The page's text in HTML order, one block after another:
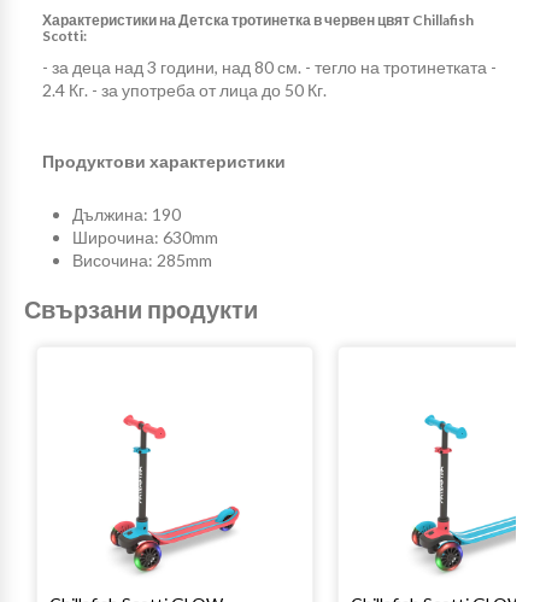
Характеристики на Детска тротинетка в червен цвят Chillafish
Scotti:
- за деца над 3 години, над 80 см. - тегло на тротинетката -
2.4 Кг. - за употреба от лица до 50 Кг.
Продуктови характеристики
Дължина: 190
Широчина: 630mm
Височина: 285mm
Свързани продукти